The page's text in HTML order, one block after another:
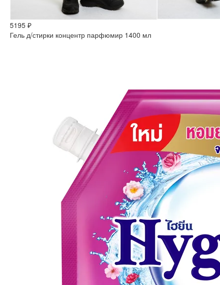
5195 ₽
Гель д/стирки концентр парфюмир 1400 мл